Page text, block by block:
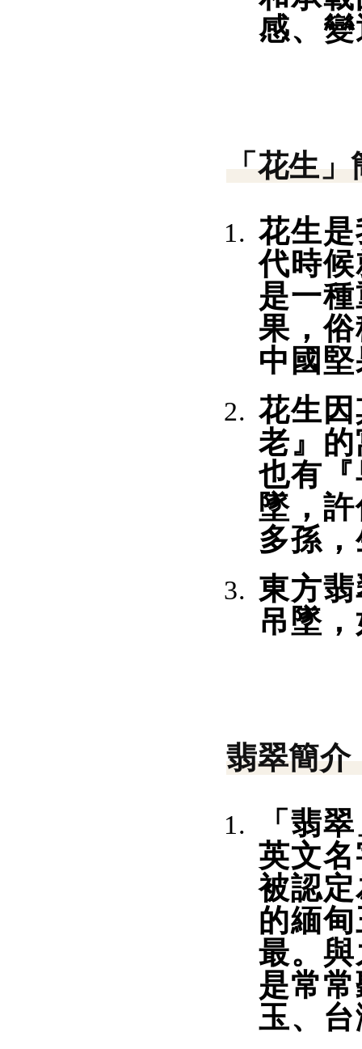
感、
「花生
花生
代時
是一
果，
中國
花生
老』
也有
墜，
多孫
東方
吊墜
翡翠簡介
「翡
英文
被認
的緬
最。
是常
玉、